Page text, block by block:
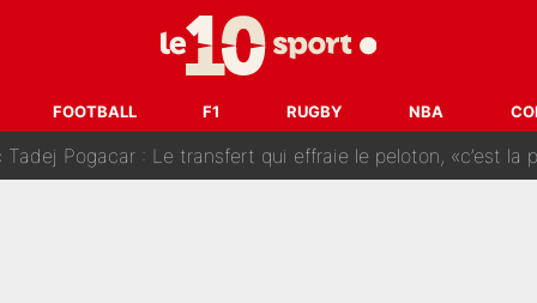
FOOTBALL F1 RUGBY NBA
: Les coulisses de la décision de Lucas Chevalier pour
sur CNews, un ancien journaliste de France Télévisions relance la
Tadej Pogacar : Le transfert qui effraie le peloton, «c’est la